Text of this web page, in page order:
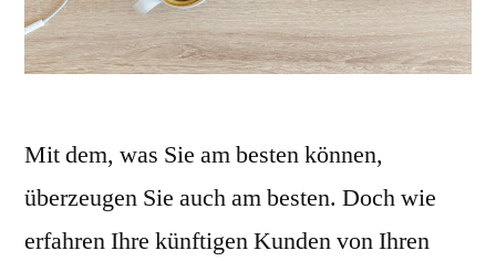
Mit dem, was Sie am besten können,
überzeugen Sie auch am besten. Doch wie
erfahren Ihre künftigen Kunden von Ihren